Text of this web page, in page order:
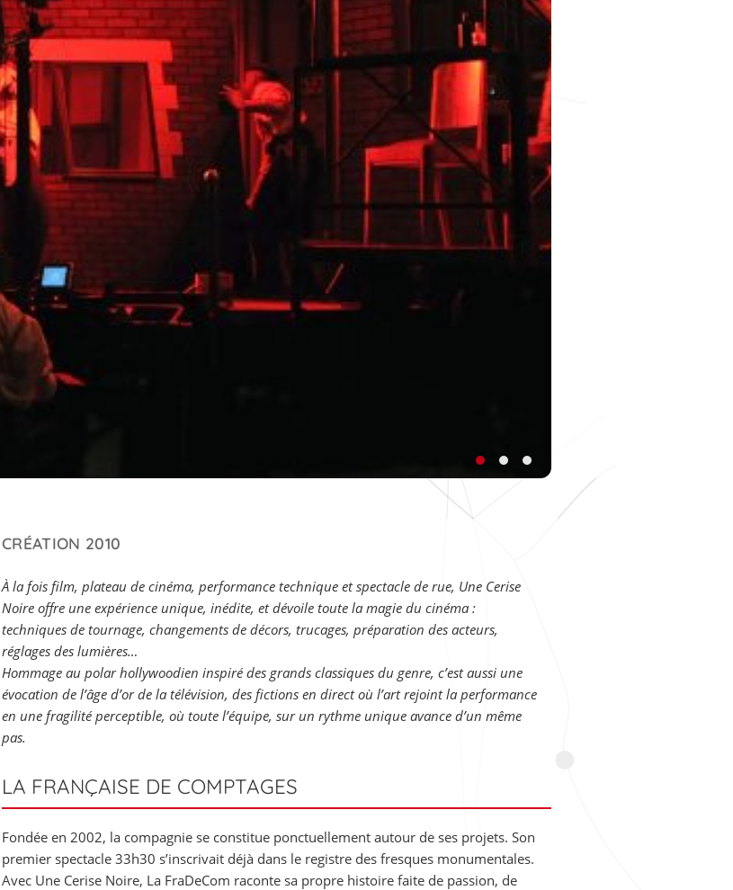
CRÉATION 2010
À la fois film, plateau de cinéma, performance technique et spectacle de rue, Une Cerise
Noire offre une expérience unique, inédite, et dévoile toute la magie du cinéma :
techniques de tournage, changements de décors, trucages, préparation des acteurs,
réglages des lumières…
Hommage au polar hollywoodien inspiré des grands classiques du genre, c’est aussi une
évocation de l’âge d’or de la télévision, des fictions en direct où l’art rejoint la performance
en une fragilité perceptible, où toute l’équipe, sur un rythme unique avance d’un même
pas.
LA FRANÇAISE DE COMPTAGES
Fondée en 2002, la compagnie se constitue ponctuellement autour de ses projets. Son
premier spectacle 33h30 s’inscrivait déjà dans le registre des fresques monumentales.
Avec Une Cerise Noire, La FraDeCom raconte sa propre histoire faite de passion, de